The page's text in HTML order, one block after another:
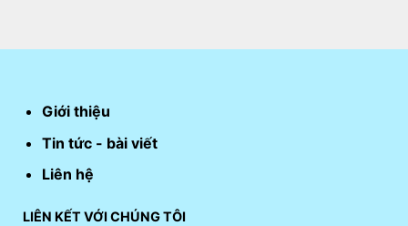
Giới thiệu
Tin tức - bài viết
Liên hệ
LIÊN KẾT VỚI CHÚNG TÔI